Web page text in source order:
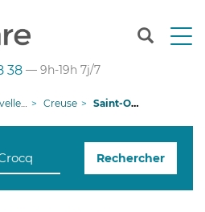
T
n
g
38 — 9h-19h 7j/7
Creuse Saint-Oradoux-près-Crocq
Rechercher